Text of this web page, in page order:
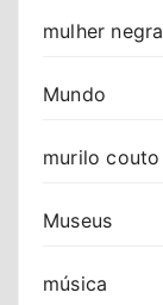
mulher negra
Mundo
murilo couto
Museus
música